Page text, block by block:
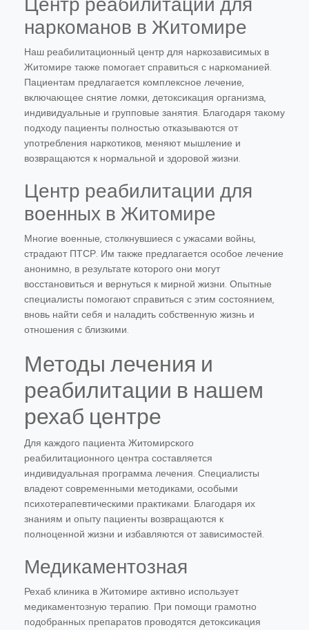
наркоманов в Житомире
Наш реабилитационный центр для наркозависимых в
Житомире также помогает справиться с наркоманией.
Пациентам предлагается комплексное лечение,
включающее снятие ломки, детоксикация организма,
индивидуальные и групповые занятия. Благодаря такому
подходу пациенты полностью отказываются от
употребления наркотиков, меняют мышление и
возвращаются к нормальной и здоровой жизни.
Центр реабилитации для
военных в Житомире
Многие военные, столкнувшиеся с ужасами войны,
страдают ПТСР. Им также предлагается особое лечение
анонимно, в результате которого они могут
восстановиться и вернуться к мирной жизни. Опытные
специалисты помогают справиться с этим состоянием,
вновь найти себя и наладить собственную жизнь и
отношения с близкими.
Методы лечения и
реабилитации в нашем
рехаб центре
Для каждого пациента Житомирского
реабилитационного центра составляется
индивидуальная программа лечения. Специалисты
владеют современными методиками, особыми
психотерапевтическими практиками. Благодаря их
знаниям и опыту пациенты возвращаются к
полноценной жизни и избавляются от зависимостей.
Медикаментозная
Рехаб клиника в Житомире активно использует
медикаментозную терапию. При помощи грамотно
подобранных препаратов проводятся детоксикация